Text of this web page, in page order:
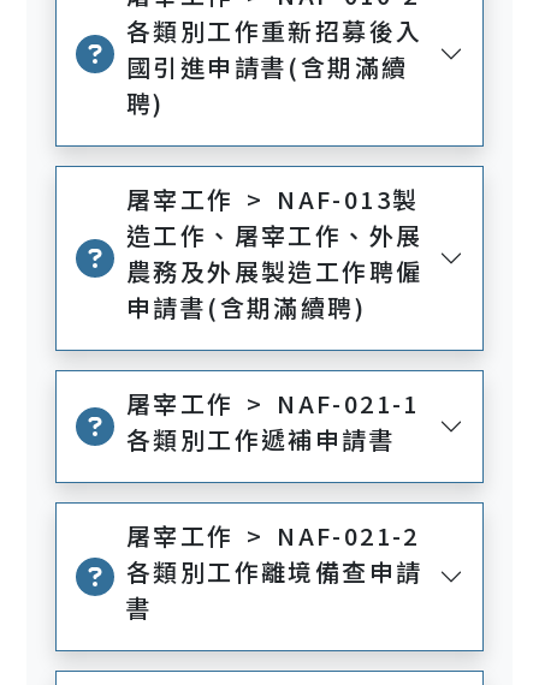
各類別工作重新招募後入
國引進申請書(含期滿續
聘)
屠宰工作 > NAF-013製
造工作、屠宰工作、外展
農務及外展製造工作聘僱
申請書(含期滿續聘)
屠宰工作 > NAF-021-1
各類別工作遞補申請書
屠宰工作 > NAF-021-2
各類別工作離境備查申請
書